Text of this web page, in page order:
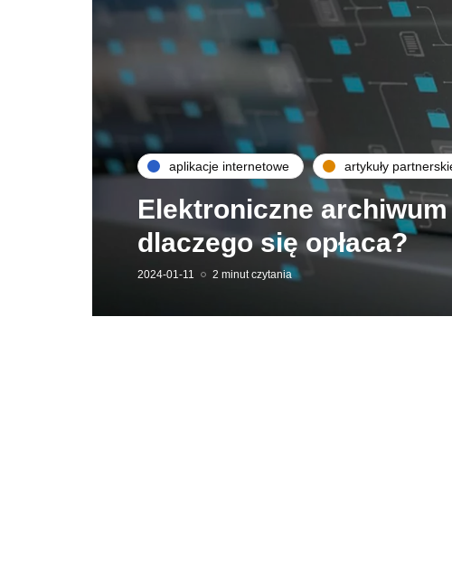
aplikacje internetowe artykuły
Elektroniczne
dlaczego się opłaca?
2024-01-11 2 minut czytania